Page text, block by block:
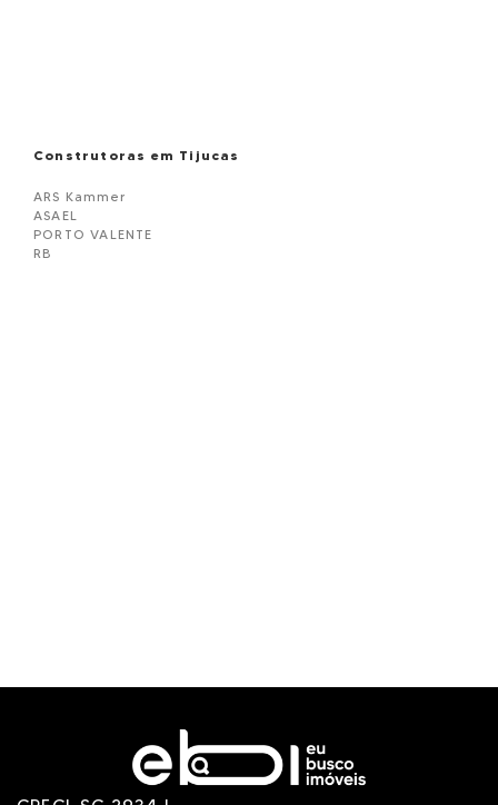
Construtoras em Tijucas
ARS Kammer
ASAEL
PORTO VALENTE
RB